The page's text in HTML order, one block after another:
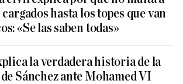
hasta los topes que van
«Se las saben todas»
la verdadera historia de la
Sánchez ante Mohamed VI